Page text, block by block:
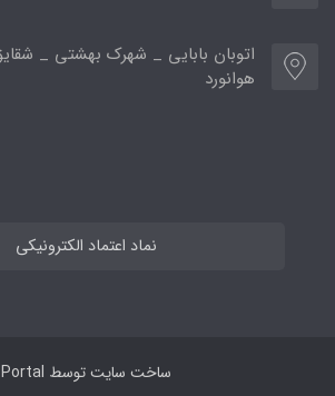
هوانورد
نماد اعتماد الکترونیکی
ساخت سایت توسط Portal